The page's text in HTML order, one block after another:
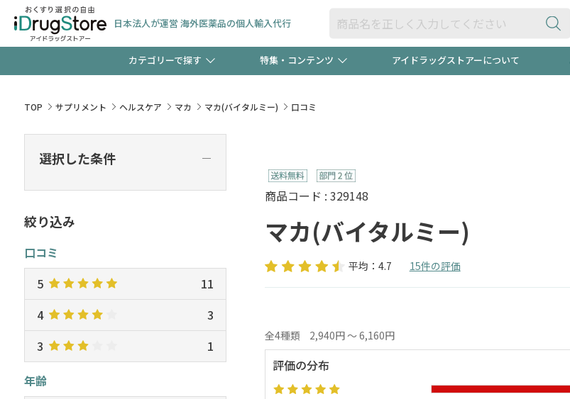
日本法人が運営 海外医薬品の個人輸入代行
カテゴリーで探す
検査キット ペット用品
特集・コンテンツ
【週末限定】新規会員登録ポイント2倍600円分プレ
極冷メントールで、夏の頭皮ストレスを完全リセッ
当店スタッフが贈る音声プログラム
アイドラッグストアーについて
TOP サプリメント ヘルスケア マカ マカ(バイタルミー) 口コミ
商品コード : 329148
マカ(バイタルミー)
平均：4.7 15件の評価
全4種類 2,940円 ～ 6,160円
評価の分布
選択した条件 ―
絞り込み
口コミ
5
11
4
3
3
1
年齢